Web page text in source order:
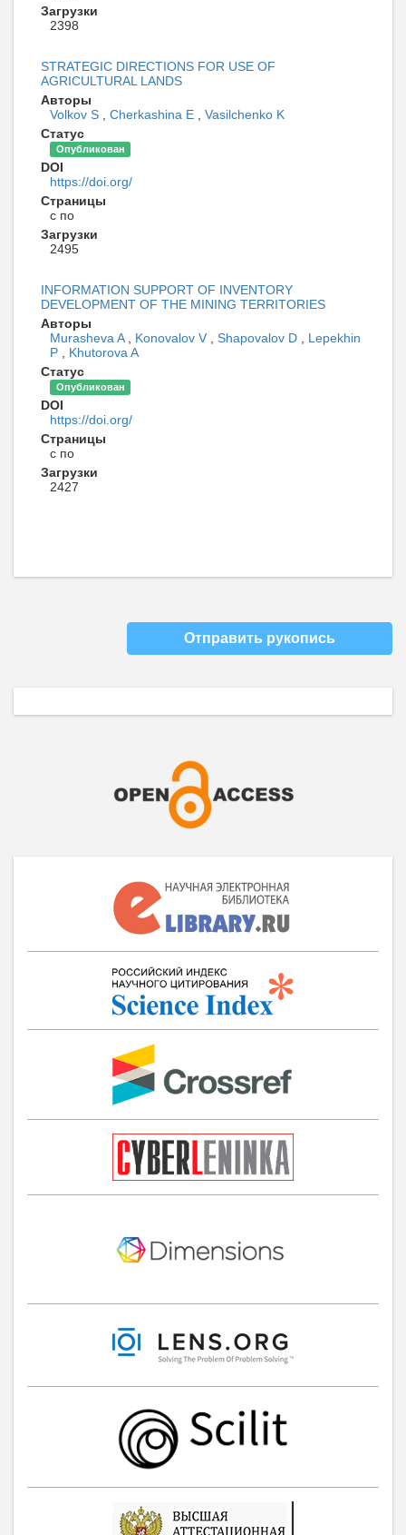
Загрузки
2398
STRATEGIC DIRECTIONS FOR USE OF
AGRICULTURAL LANDS
Авторы
Volkov S
Cherkashina E
Vasilchenko K
Статус
Опубликован
DOI
https://doi.org/
Страницы
с по
Загрузки
2495
INFORMATION SUPPORT OF INVENTORY
DEVELOPMENT OF THE MINING TERRITORIES
Авторы
Murasheva A
Konovalov V Shapovalov D
Lepekhin
P
Khutorova A
Статус
Опубликован
DOI
https://doi.org/
Страницы
с по
Загрузки
2427
Отправить рукопись